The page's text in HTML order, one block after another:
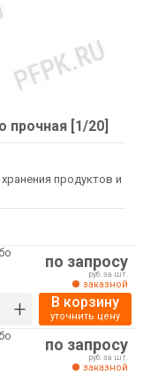
[1/20]
продуктов и
+
по запросу
руб. за шт.
заказной
В корзину
уточнить цену
по запросу
руб. за шт.
заказной